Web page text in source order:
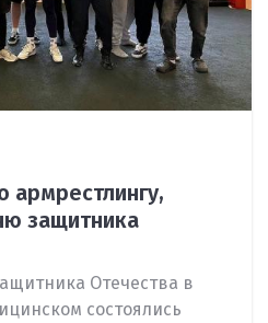
армрестлингу,
защитника
Отечества в
состоялись